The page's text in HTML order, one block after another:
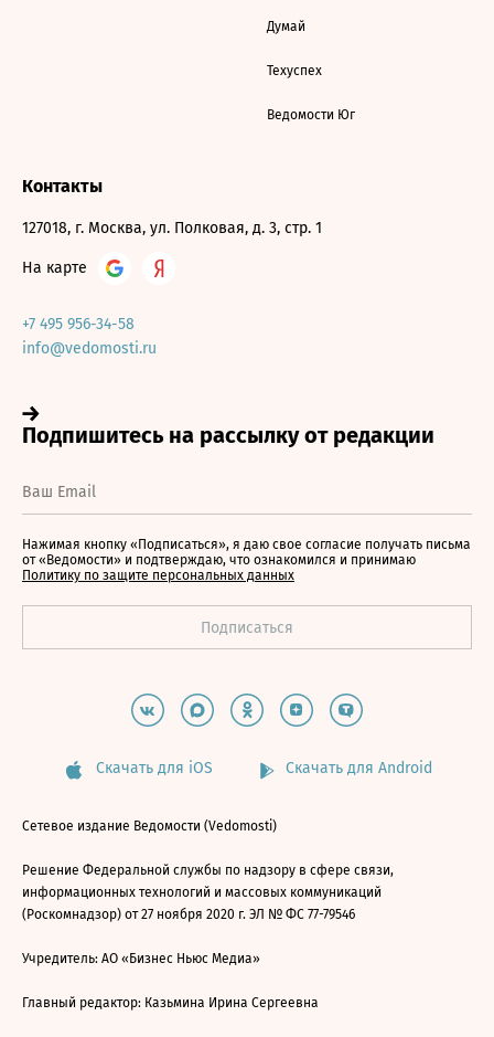
Думай
Техуспех
Ведомости Юг
Контакты
127018, г. Москва, ул. Полковая, д. 3, стр. 1
На карте
+7 495 956-34-58
info@vedomosti.ru
Нажимая кнопку «Подписаться», я даю свое согласие получать письма
от «Ведомости» и подтверждаю, что ознакомился и принимаю
Политику по защите персональных данных
Скачать для iOS Скачать для Android
Сетевое издание Ведомости (Vedomosti)
Решение Федеральной службы по надзору в сфере связи,
информационных технологий и массовых коммуникаций
(Роскомнадзор) от 27 ноября 2020 г. ЭЛ № ФС 77-79546
Учредитель: АО «Бизнес Ньюс Медиа»
Главный редактор: Казьмина Ирина Сергеевна